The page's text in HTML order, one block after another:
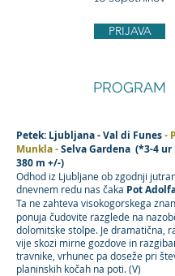
PRIJAVA
PROGRAM
Petek: Ljubljana -Val di Funes-
Munkla -Selva Gardena (*3-4 ur
380 m +/-)
​Odhod iz Ljubljane ob zgodnji
dnevnem redu nas čaka Pot
Ta ne zahteva visokogorskega
ponuja čudovite razglede na
dolomitske stolpe. Je dramatična,
vije skozi mirne gozdove in
travnike, vrhunec pa doseže pri
planinskih kočah na poti. (V)